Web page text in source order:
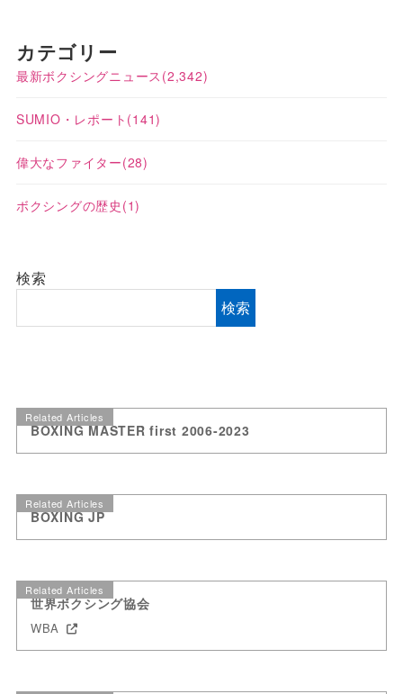
カテゴリー
最新ボクシングニュース (2,342)
SUMIO・レポート (141)
偉大なファイター(28)
ボクシングの歴史 (1)
検索
検索
Related Articles
BOXING MASTER first 2006-2023
Related Articles
BOXING JP
Related Articles
世界ボクシング協会
WBA